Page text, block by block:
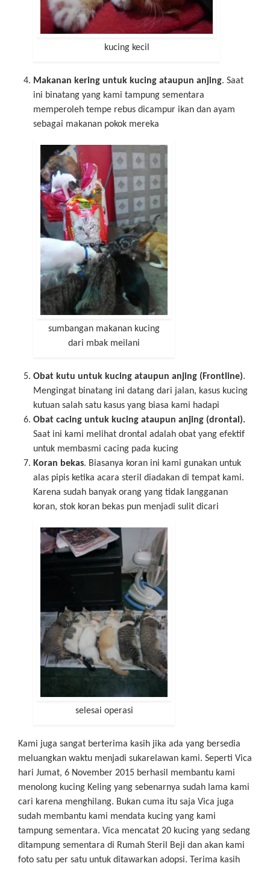
kucing kecil
Makanan kering untuk kucing ataupun anjing. Saat
ini binatang yang kami tampung sementara
memperoleh tempe rebus dicampur ikan dan ayam
sebagai makanan pokok mereka
sumbangan makanan kucing
dari mbak meilani
Obat kutu untuk kucing ataupun anjing (Frontline).
Mengingat binatang ini datang dari jalan, kasus kucing
kutuan salah satu kasus yang biasa kami hadapi
Obat cacing untuk kucing ataupun anjing (drontal).
Saat ini kami melihat drontal adalah obat yang efektif
untuk membasmi cacing pada kucing
Koran bekas. Biasanya koran ini kami gunakan untuk
alas pipis ketika acara steril diadakan di tempat kami.
Karena sudah banyak orang yang tidak langganan
koran, stok koran bekas pun menjadi sulit dicari
selesai operasi
Kami juga sangat berterima kasih jika ada yang bersedia
meluangkan waktu menjadi sukarelawan kami. Seperti Vica
hari Jumat, 6 November 2015 berhasil membantu kami
menolong kucing Keling yang sebenarnya sudah lama kami
cari karena menghilang. Bukan cuma itu saja Vica juga
sudah membantu kami mendata kucing yang kami
tampung sementara. Vica mencatat 20 kucing yang sedang
ditampung sementara di Rumah Steril Beji dan akan kami
foto satu per satu untuk ditawarkan adopsi. Terima kasih